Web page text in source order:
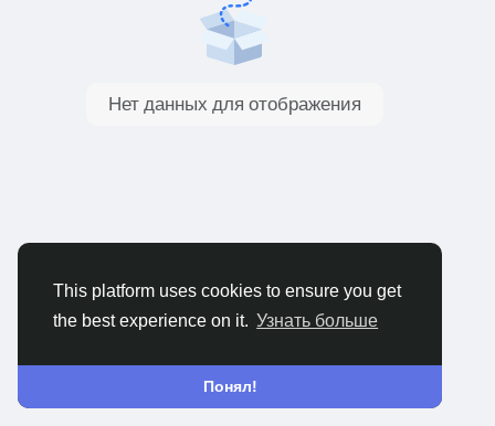
This platform uses cookies to ensure you get
the best experience on it. Узнать больше
Понял!
Нет данных для отображения